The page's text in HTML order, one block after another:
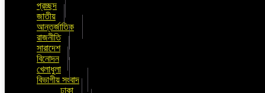
প্রচ্ছদ
জাতীয়
আন্তর্জাতিক
রাজনীতি
সারাদেশ
বিনোদন
খেলাধুলা
বিভাগীয় সংবাদ
ঢাকা